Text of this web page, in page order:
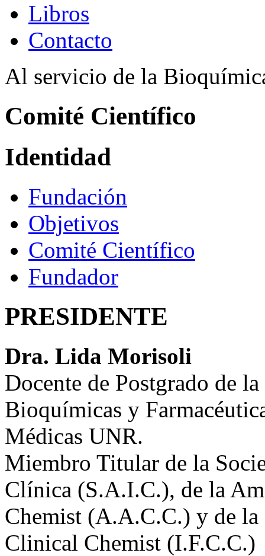
Libros
Contacto
Al servicio de la
Comité Científico
Identidad
Fundación
Objetivos
Comité Científico
Fundador
PRESIDENTE
Dra. Lida Morisoli
Docente de Postgrado de
Bioquímicas y
Médicas UNR.
Miembro Titular de la
Clínica (S.A.I.C.), de la
Chemist (A.A.C.C.) y de
Clinical Chemist (I.F.C.C.)